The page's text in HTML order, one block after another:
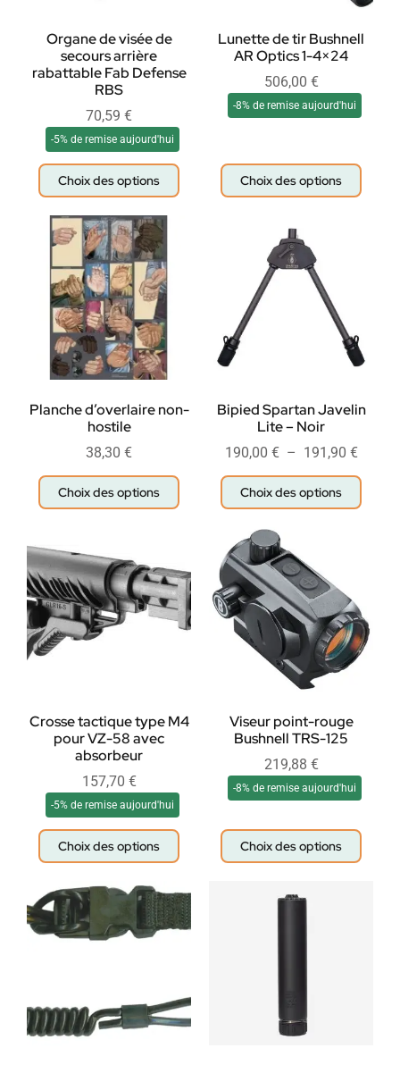
Organe de visée de
secours arrière
rabattable Fab Defense
RBS
70,59 €
-5% de remise aujourd'hui
Choix des options
Lunette de tir Bushnell
AR Optics 1-4×24
506,00 €
-8% de remise aujourd'hui
Choix des options
Planche d’overlaire non-
hostile
38,30 €
Choix des options
Bipied Spartan Javelin
Lite – Noir
190,00 € – 191,90 €
Choix des options
Crosse tactique type M4
pour VZ-58 avec
absorbeur
157,70 €
-5% de remise aujourd'hui
Choix des options
Viseur point-rouge
Bushnell TRS-125
219,88 €
-8% de remise aujourd'hui
Choix des options